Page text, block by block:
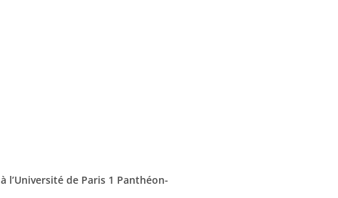
l’Université de Paris 1 Panthéon-